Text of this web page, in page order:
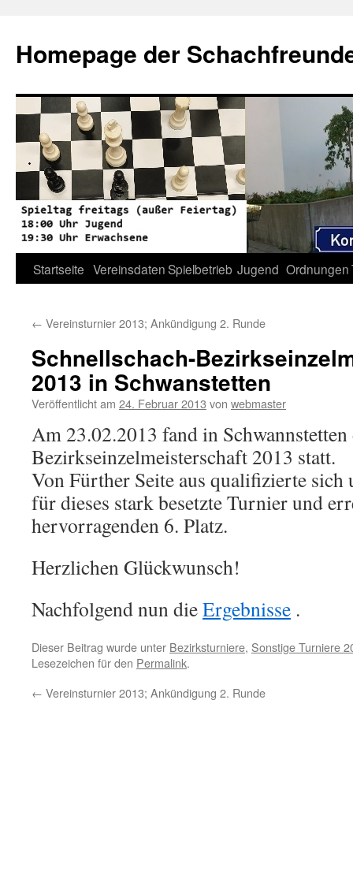
springen
Homepage der
Startseite VereinsdatenSpielbetrieb Jugend Ordnungen
← Vereinsturnier 2013; Ankündigung 2. Runde
Schnellschach-
2013 in Schwanstetten
Veröffentlicht am 24. Februar 2013 von webmaster
Am 23.02.2013 fand in
Bezirkseinzelmeisterschaft 2013 statt.
Von Fürther Seite aus qualifizierte sich
für dieses stark besetzte Turnier und
hervorragenden 6. Platz.
Herzlichen Glückwunsch!
Nachfolgend nun dieErgebnisse .
Dieser Beitrag wurde unter Bezirksturniere, Sonstige Turniere
Lesezeichen für den Permalink.
← Vereinsturnier 2013; Ankündigung 2. Runde